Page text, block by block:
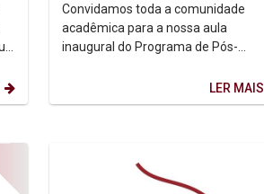
Convidamos toda a comunidade
acadêmica para a nossa aula
inaugural do Programa de Pós-
(PPGDPA/UNICAP)....
LER MAIS